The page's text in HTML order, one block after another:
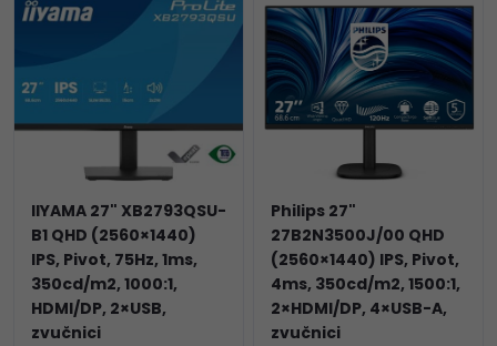
IIYAMA 27" XB2793QSU-
B1 QHD (2560×1440)
IPS, Pivot, 75Hz, 1ms,
350cd/m2, 1000:1,
HDMI/DP, 2×USB,
zvučnici
Philips 27"
27B2N3500J/00 QHD
(2560×1440) IPS, Pivot,
4ms, 350cd/m2, 1500:1,
2×HDMI/DP, 4×USB-A,
zvučnici